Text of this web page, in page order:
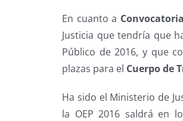
En cuanto a
Justicia que tendría que
Público de 2016, y que
plazas para el Cuerpo de
Ha sido el Ministerio de
la OEP 2016 saldrá en